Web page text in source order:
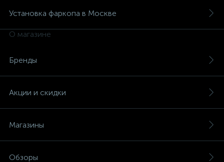
Установка фаркопа в Москве
О магазине
Бренды
Акции и скидки
Магазины
Обзоры